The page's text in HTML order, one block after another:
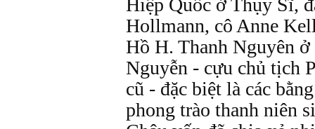
Hiệp Quốc ở Thụy Sĩ,
Hollmann, cô Anne
Hồ H. Thanh Nguyên
Nguyễn - cựu chủ tịch
cũ - đặc biệt là các
phong trào thanh niên